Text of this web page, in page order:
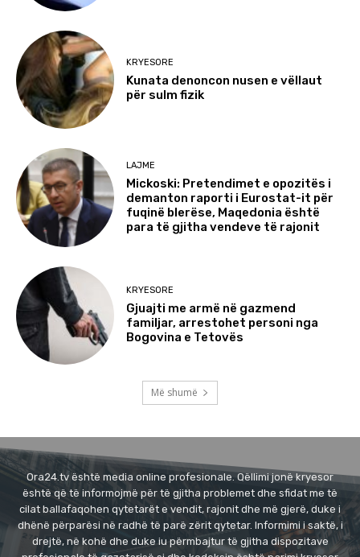
KRYESORE
Kunata denoncon nusen e vëllaut
për sulm fizik
LAJME
Mickoski: Pretendimet e opozitës i
demanton raporti i Eurostat-it për
fuqinë blerëse, Maqedonia është
para të gjitha vendeve të rajonit
KRYESORE
Gjuajti me armë në gazmend
familjar, arrestohet personi nga
Bogovina e Tetovës
Më shumë
Ora24.tv është media online profesionale. Qëllimi jonë kryesor
është që të informojmë për të gjitha problemet dhe sfidat me të
cilat ballafaqohen qytetarët e vendit, rajonit dhe më gjerë, duke i
dhënë përparësi në radhë të parë zërit qytetar. Informimi i saktë, i
drejtë, në kohë dhe duke iu përmbajtur të gjitha dispozitave